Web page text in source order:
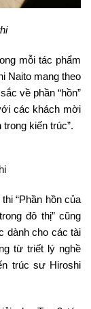
mỗi tác phẩm
Naito mang theo
về phần “hồn”
các khách mời
kiến trúc”.
“Phần hồn của
đô thị” cũng
dành cho các tài
từ triết lý nghề
trúc sư Hiroshi